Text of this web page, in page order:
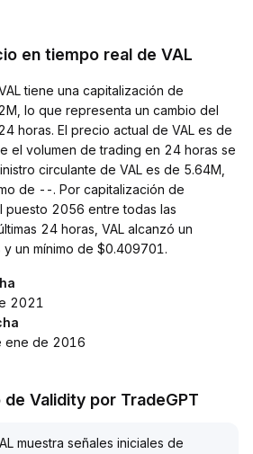
en tiempo real de VAL
tiene una capitalización de
lo que representa un cambio del
horas. El precio actual de VAL es de
el volumen de trading en 24 horas se
circulante de VAL es de 5.64M,
de --. Por capitalización de
puesto 2056 entre todas las
24 horas, VAL alcanzó un
un mínimo de $0.409701.
2021
ene de 2016
Validity por TradeGPT
muestra señales iniciales de